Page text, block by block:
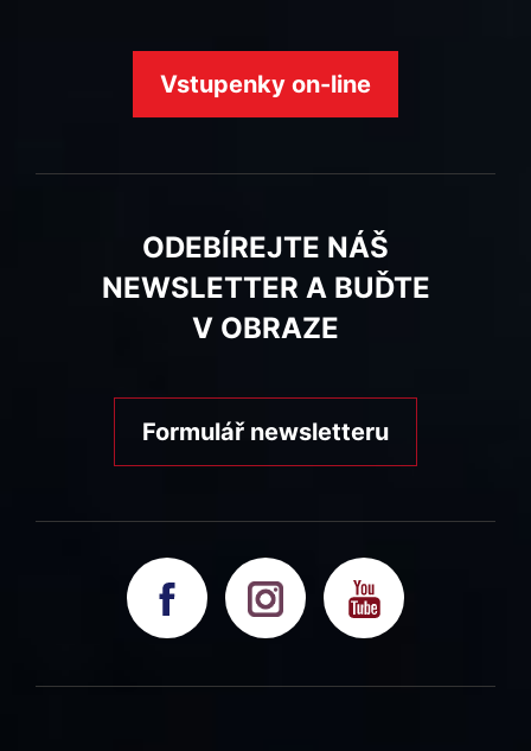
Vstupenky on-line
ODEBÍREJTE NÁŠ
NEWSLETTER A BUĎTE
V OBRAZE
Formulář newsletteru